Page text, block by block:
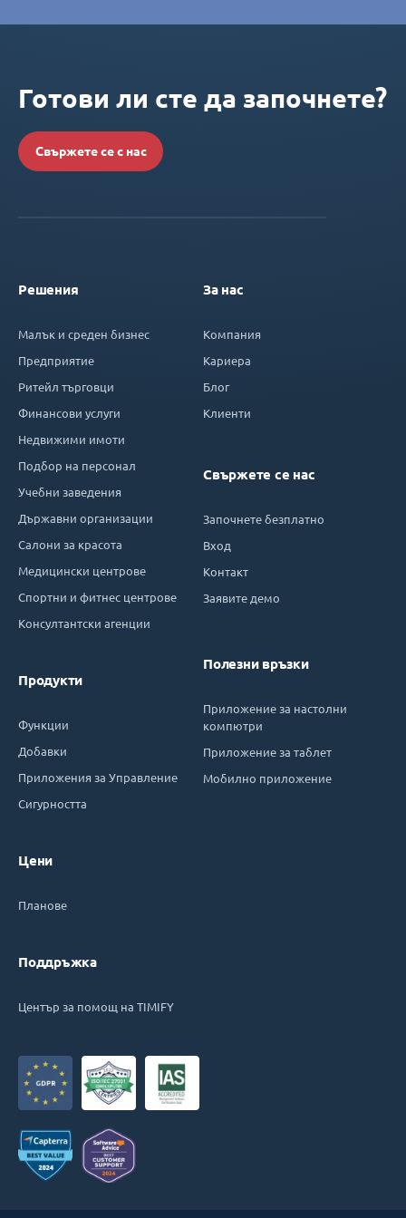
Готови ли сте да започнете?
Свържете се с нас
Решения
Малък и среден бизнес
Предприятие
Ритейл търговци
Финансови услуги
Недвижими имоти
Подбор на персонал
Учебни заведения
Държавни организации
Салони за красота
Медицински центрове
Спортни и фитнес центрове
Консултантски агенции
Продукти
Функции
Добавки
Приложения за Управление
Сигурността
Цени
Планове
Поддръжка
Център за помощ на TIMIFY
За нас
Компания
Кариера
Блог
Клиенти
Свържете се нас
Започнете безплатно
Вход
Контакт
Заявите демо
Полезни връзки
Приложение за настолни
компютри
Приложение за таблет
Мобилно приложение